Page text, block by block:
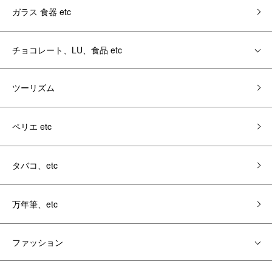
ガラス 食器 etc
チョコレート、LU、食品 etc
ツーリズム
ペリエ etc
タバコ、etc
万年筆、etc
ファッション